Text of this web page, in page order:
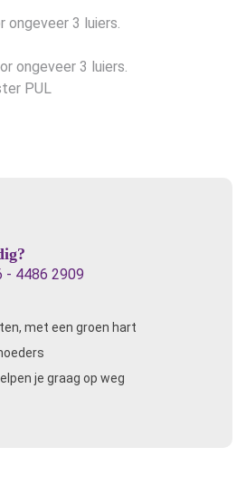
ongeveer 3 luiers.
ongeveer 3 luiers.
PUL
- 4486 2909
met een groen hart
je graag op weg